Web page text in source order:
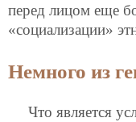
перед лицом еще
«социализации»
Немного из
Что является